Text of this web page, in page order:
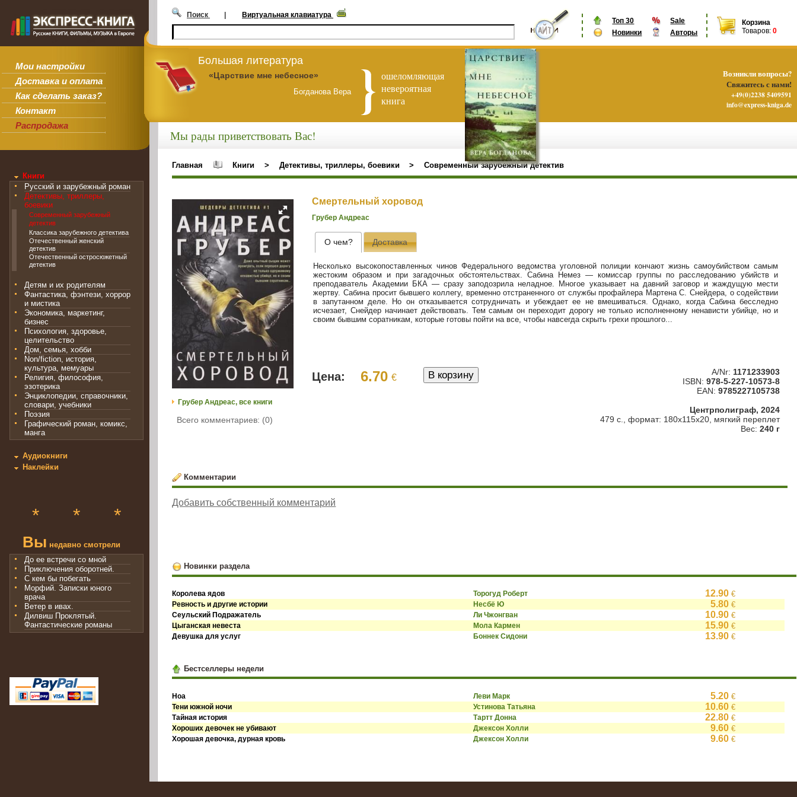
Мои настройки
Доставка и оплата
Как сделать заказ?
Контакт
Распродажа
Топ 30
Sale
Новинки
Авторы
Корзина
Товаров: 0
Поиск | Виртуальная клавиатура
Большая литература
«Царствие мне небесное»
Богданова Вера
ошеломляющая
невероятная
книга
Книги
Русский и зарубежный роман
Детективы, триллеры,
боевики
Современный зарубежный
детектив
Классика зарубежного детектива
Отечественный женский
детектив
Отечественный остросюжетный
детектив
Детям и их родителям
Фантастика, фэнтези, хоррор
и мистика
Экономика, маркетинг,
бизнес
Психология, здоровье,
целительство
Дом, семья, хобби
Non/fiction, история,
культура, мемуары
Религия, философия,
эзотерика
Энциклопедии, справочники,
словари, учебники
Поэзия
Графический роман, комикс,
манга
Аудиокниги
Наклейки
* * *
Вы недавно смотрели
До ее встречи со мной
Приключения оборотней.
С кем бы побегать
Морфий. Записки юного
врача
Ветер в ивах.
Дилвиш Проклятый.
Фантастические романы
Мы рады приветствовать Вас!
Главная Книги > Детективы, триллеры, боевики > Современный зарубежный детектив
Грубер Андреас, все книги
Всего комментариев: (0)
Смертельный хоровод
Грубер Андреас
О чем? Доставка
Несколько высокопоставленных чинов Федерального ведомства уголовной полиции кончают жизнь самоубийством самым
жестоким образом и при загадочных обстоятельствах. Сабина Немез — комиссар группы по расследованию убийств и
преподаватель Академии БКА — сразу заподозрила неладное. Многое указывает на давний заговор и жаждущую мести
жертву. Сабина просит бывшего коллегу, временно отстраненного от службы профайлера Мартена С. Снейдера, о содействии
в запутанном деле. Но он отказывается сотрудничать и убеждает ее не вмешиваться. Однако, когда Сабина бесследно
исчезает, Снейдер начинает действовать. Тем самым он переходит дорогу не только исполненному ненависти убийце, но и
своим бывшим соратникам, которые готовы пойти на все, чтобы навсегда скрыть грехи прошлого...
Цена: 6.70 € A/Nr: 1171233903
ISBN: 978-5-227-10573-8
EAN: 9785227105738
Центрполиграф, 2024
479 с., формат: 180x115x20, мягкий переплет
Вес: 240 г
Комментарии
Добавить собственный комментарий
Новинки раздела
Королева ядов Торогуд Роберт 12.90 €
Ревность и другие истории Несбё Ю 5.80 €
Сеульский Подражатель Ли Чжонгван 10.90 €
Цыганская невеста Мола Кармен 15.90 €
Девушка для услуг Боннек Сидони 13.90 €
Бестселлеры недели
Ноа Леви Марк 5.20 €
Тени южной ночи Устинова Татьяна 10.60 €
Тайная история Тартт Донна 22.80 €
Хороших девочек не убивают Джексон Холли 9.60 €
Хорошая девочка, дурная кровь Джексон Холли 9.60 €
Возникли вопросы?
Свяжитесь с нами!
+49(0)2238 5409591
info@express-kniga.de